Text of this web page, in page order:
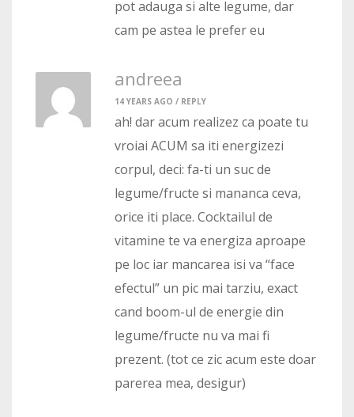
pot adauga si alte legume, dar
cam pe astea le prefer eu
andreea
14 YEARS AGO / REPLY
ah! dar acum realizez ca poate tu
vroiai ACUM sa iti energizezi
corpul, deci: fa-ti un suc de
legume/fructe si mananca ceva,
orice iti place. Cocktailul de
vitamine te va energiza aproape
pe loc iar mancarea isi va “face
efectul” un pic mai tarziu, exact
cand boom-ul de energie din
legume/fructe nu va mai fi
prezent. (tot ce zic acum este doar
parerea mea, desigur)